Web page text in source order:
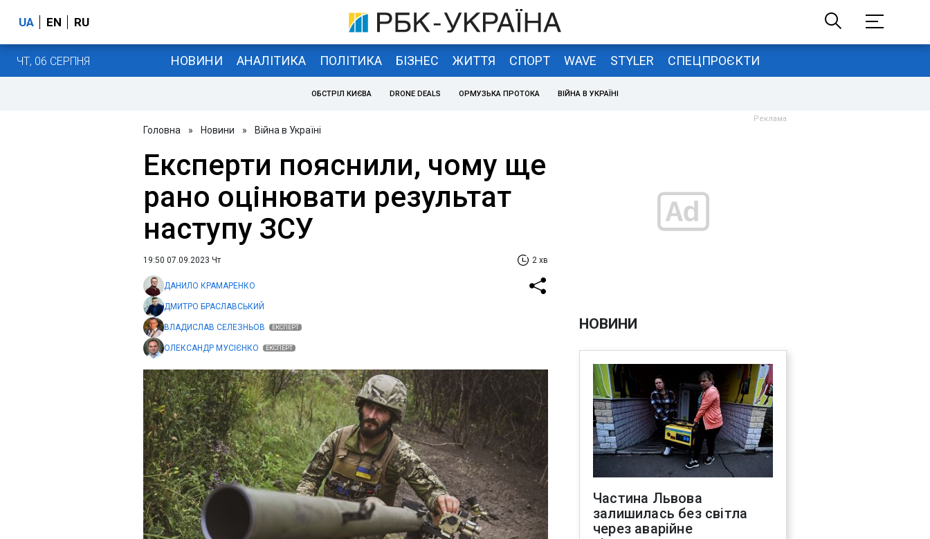
UA EN RU
ЧТ, 06 СЕРПНЯ НОВИНИ АНАЛІТИКА ПОЛІТИКА БІЗНЕС ЖИТТЯ СПОРТ WAVE STYLER СПЕЦПРОЄКТИ
ОБСТРІЛ КИЄВА DRONE DEALS ОРМУЗЬКА ПРОТОКА ВІЙНА В УКРАЇНІ
Головна » Новини » Війна в Україні
Експерти пояснили, чому ще
рано оцінювати результат
наступу ЗСУ
19:50 07.09.2023 Чт 2 хв
ДАНИЛО КРАМАРЕНКО
ДМИТРО БРАСЛАВСЬКИЙ
ВЛАДИСЛАВ СЕЛЕЗНЬОВ ЕКСПЕРТ
ОЛЕКСАНДР МУСІЄНКО ЕКСПЕРТ
НОВИНИ
Частина Львова
залишилась без світла
через аварійне